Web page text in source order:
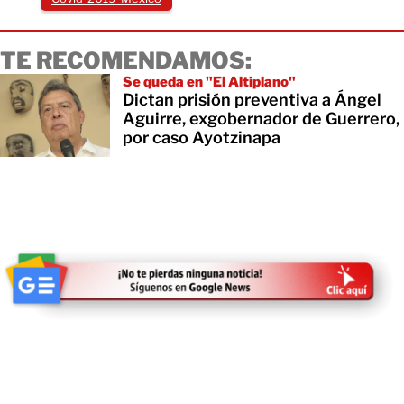
TE RECOMENDAMOS:
Se queda en "El Altiplano"
Dictan prisión preventiva a Ángel
Aguirre, exgobernador de Guerrero,
por caso Ayotzinapa